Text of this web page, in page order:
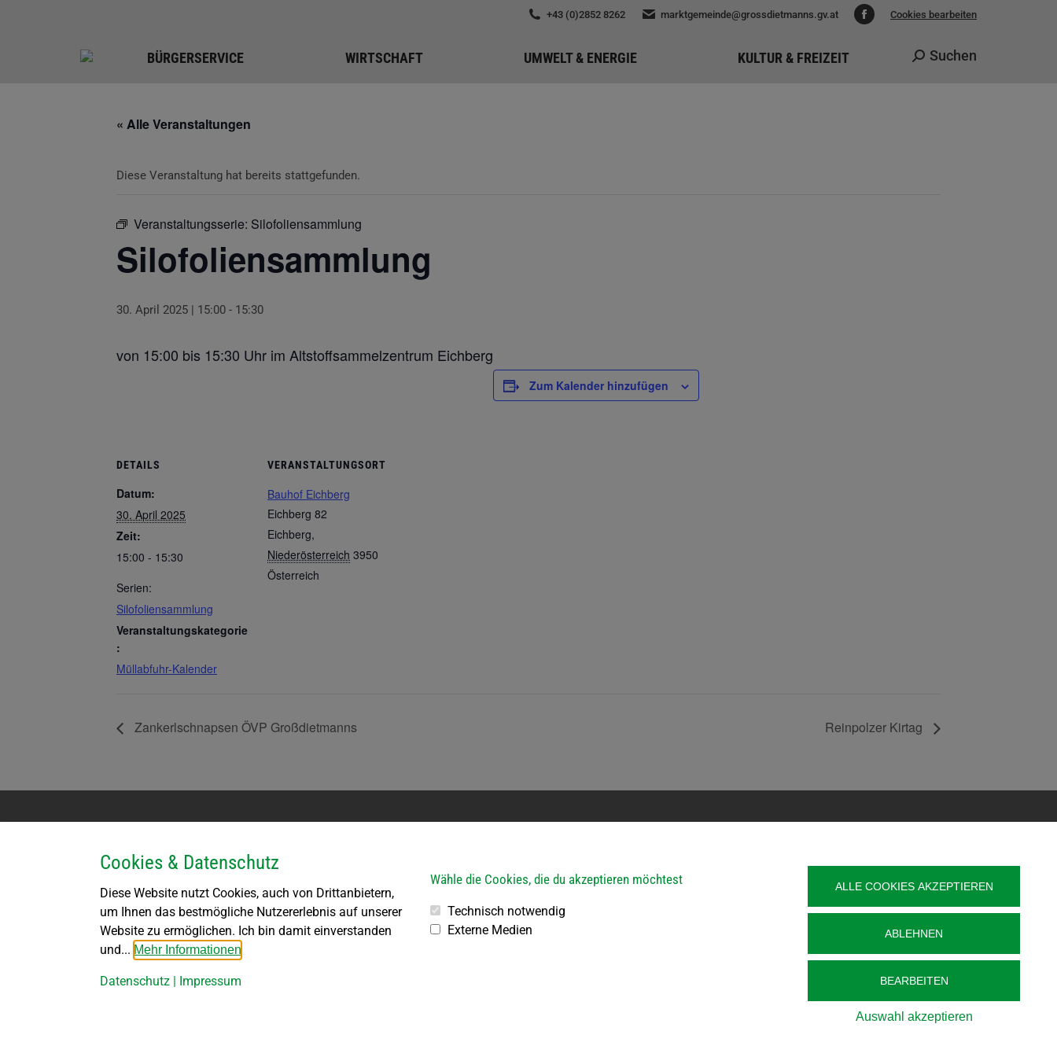
+43 (0)2852 8262 marktgemeinde@grossdietmanns.gv.at
Facebook
Cookies bearbeiten
BÜRGERSERVICE WIRTSCHAFT UMWELT & ENERGIE KULTUR & FREIZEIT Search:
Suchen
« Alle Veranstaltungen
Diese Veranstaltung hat bereits stattgefunden.
Veranstaltungsserie: Silofoliensammlung
Silofoliensammlung
30. April 2025 | 15:00 - 15:30
von 15:00 bis 15:30 Uhr im Altstoffsammelzentrum Eichberg
Zum Kalender hinzufügen
DETAILS
Datum:
30. April 2025
Zeit:
15:00 - 15:30
Serien:
Silofoliensammlung
Veranstaltungskategorie
:
Müllabfuhr-Kalender
VERANSTALTUNGSORT
Bauhof Eichberg
Eichberg 82
Eichberg,
Niederösterreich 3950
Österreich
Zankerlschnapsen ÖVP Großdietmanns Reinpolzer Kirtag
Kirchenplatz 1
3950 Dietmanns
Tel: +43 (02852) 8262
marktgemeinde@grossdietmanns.gv.at
Montag kein Parteienverkehr
DI bis FR von 8.00 – 11.30 Uhr
DI von 13.30 – 18.00 Uhr
DO von 13.30 – 15.30 Uhr
Öffnungszeiten:
von 8.00 bis 10.00 Uhr
Cookies & Datenschutz
Diese Website nutzt Cookies, auch von Drittanbietern,
um Ihnen das bestmögliche Nutzererlebnis auf unserer
Website zu ermöglichen. Ich bin damit einverstanden
und... Mehr Informationen
Datenschutz | Impressum
Wähle die Cookies, die du akzeptieren möchtest
Technisch notwendig
Externe Medien
ALLE COOKIES AKZEPTIEREN
ABLEHNEN
BEARBEITEN
Auswahl akzeptieren